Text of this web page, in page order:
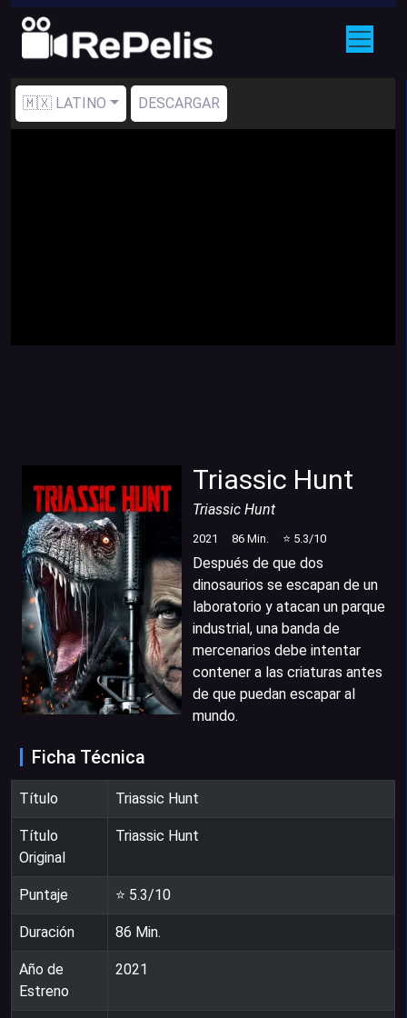
🇲🇽 LATINO DESCARGAR
Triassic Hunt
Triassic Hunt
2021 86 Min. ⭐ 5.3/10
Después de que dos
dinosaurios se escapan de un
laboratorio y atacan un parque
industrial, una banda de
mercenarios debe intentar
contener a las criaturas antes
de que puedan escapar al
mundo.
Ficha Técnica
Título Triassic Hunt
Título
Original
Triassic Hunt
Puntaje ⭐ 5.3/10
Duración 86 Min.
Año de
Estreno
2021